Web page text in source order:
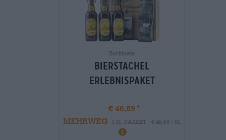
Bockbiere
Bierstachel
Erlebnispaket
€ 46,69
MEHRWEG
1 St. PAKKET - € 46,69 / St.
Info